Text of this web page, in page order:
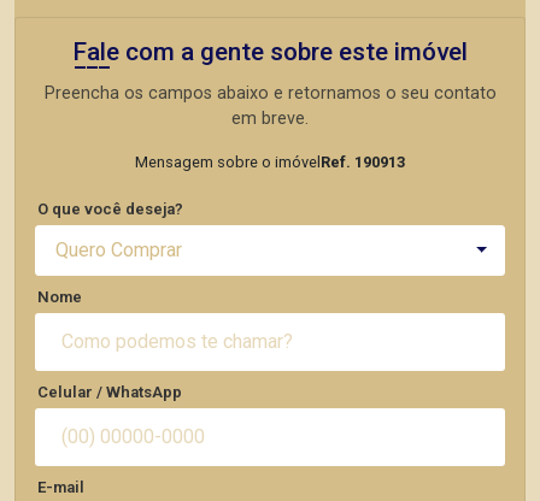
Fale com a gente sobre este imóvel
Preencha os campos abaixo e retornamos o seu contato
em breve.
Mensagem sobre o imóvel Ref. 190913
O que você deseja?
Quero Comprar
Nome
Celular / WhatsApp
E-mail